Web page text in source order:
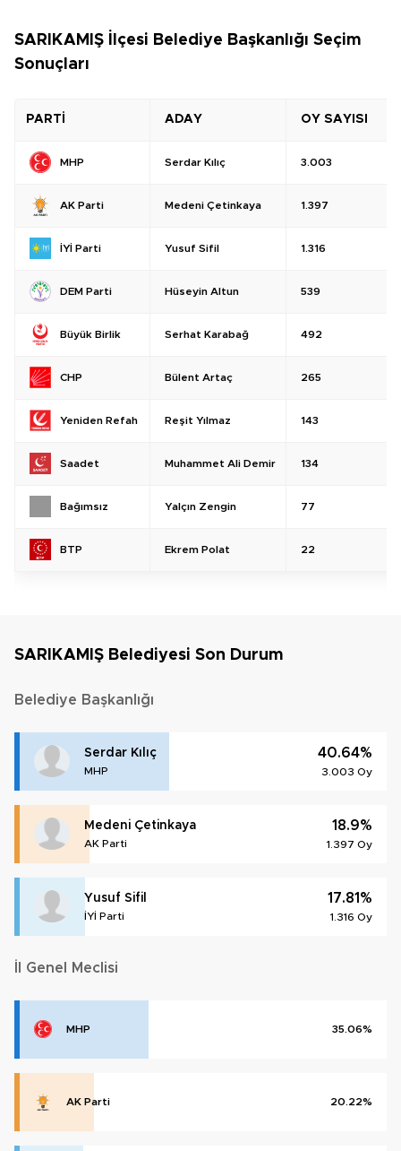
SARIKAMIŞ İlçesi Belediye Başkanlığı Seçim
Sonuçları
PARTİ ADAY OY SAYISI
MHP Serdar Kılıç 3.003
AK Parti Medeni Çetinkaya 1.397
İYİ Parti Yusuf Sifil 1.316
DEM Parti Hüseyin Altun 539
Büyük Birlik Serhat Karabağ 492
CHP Bülent Artaç 265
Yeniden Refah Reşit Yılmaz 143
Saadet Muhammet Ali Demir 134
Bağımsız Yalçın Zengin 77
BTP Ekrem Polat 22
SARIKAMIŞ Belediyesi Son Durum
Belediye Başkanlığı
Serdar Kılıç
MHP
40.64%
3.003 Oy
Medeni Çetinkaya
AK Parti
18.9%
1.397 Oy
Yusuf Sifil
İYİ Parti
17.81%
1.316 Oy
İl Genel Meclisi
MHP 35.06%
AK Parti 20.22%